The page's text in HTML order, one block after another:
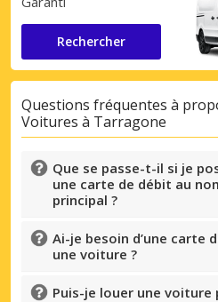
Rechercher
Questions fréquentes à
Voitures à Tarragone
Que se passe-t-il si je
une carte de débit au
principal ?
Ai-je besoin d’une carte
une voiture ?
Puis-je louer une voiture